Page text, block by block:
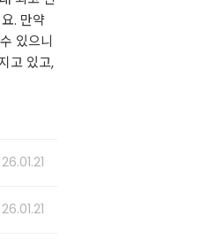
. 만약
있으니
고 있고,
26.01.21
26.01.21